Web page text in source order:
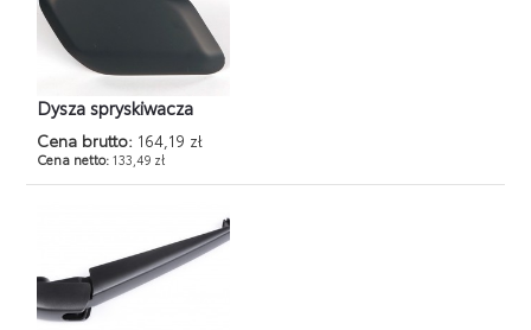
Dysza spryskiwacza
Cena brutto: 164,19 zł
Cena netto:133,49 zł